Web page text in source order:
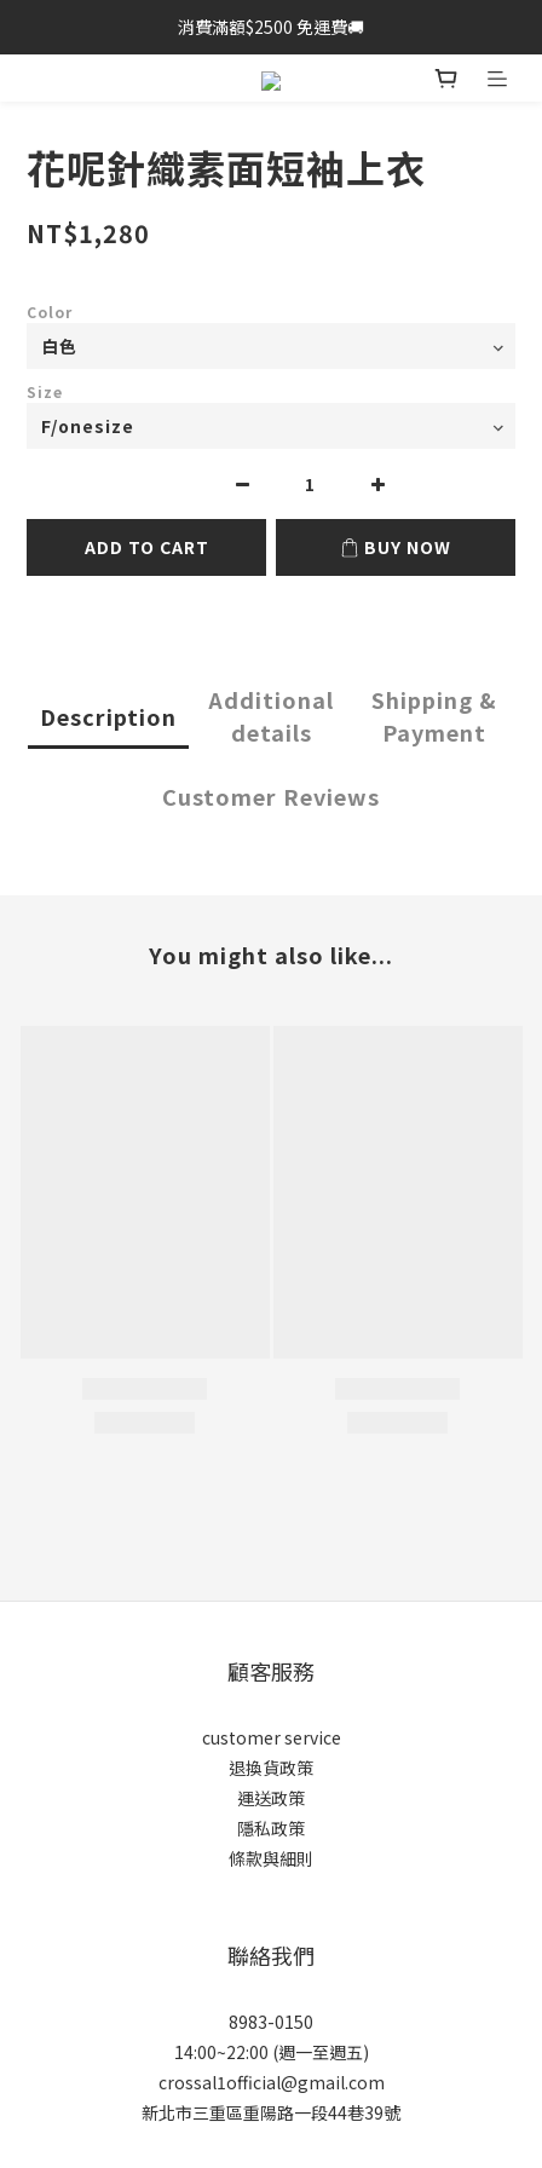
消費滿額$2500 免運費🚚
花呢針織素面短袖上衣
NT$1,280
Color
Size
ADD TO CART BUY NOW
Description
Additional
details
Shipping &
Payment
Customer Reviews
You might also like...
顧客服務
customer service
退換貨政策
運送政策
隱私政策
條款與細則
聯絡我們
8983-0150
14:00~22:00 (週一至週五)
crossal1official@gmail.com
新北市三重區重陽路一段44巷39號